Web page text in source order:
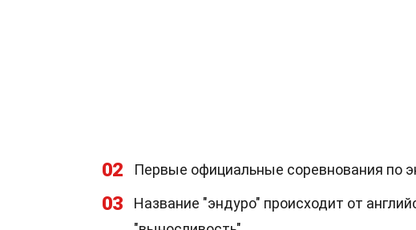
02 Первые официальные соревнования по
03
Название "эндуро" происходит от